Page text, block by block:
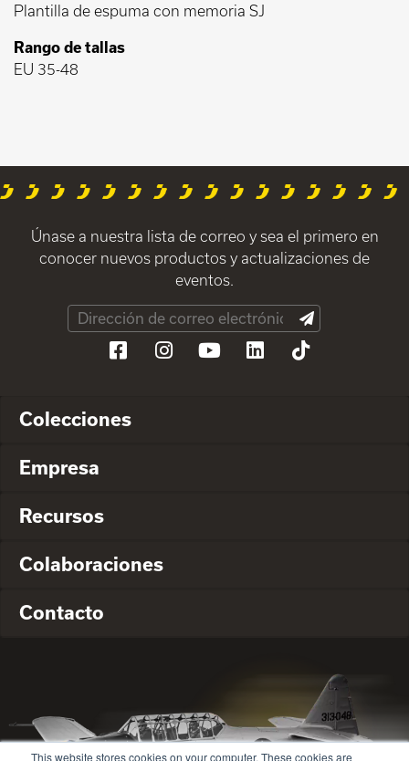
This website stores cookies on your computer. These cookies are
Plantilla de espuma con memoria SJ
Rango de tallas
EU 35-48
Únase a nuestra lista de correo y sea el primero en
conocer nuevos productos y actualizaciones de
eventos.
Colecciones
Empresa
Recursos
Colaboraciones
Contacto